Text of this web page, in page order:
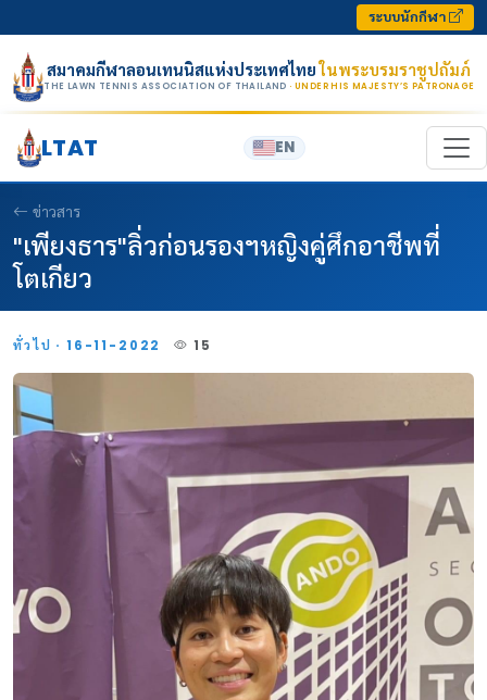
ระบบนักกีฬา
สมาคมกีฬาลอนเทนนิสแห่งประเทศไทยในพระบรมราชูปถัมภ์
THE LAWN TENNIS ASSOCIATION OF THAILAND · UNDER HIS MAJESTY’S PATRONAGE
LTAT EN
ข่าวสาร
"เพียงธาร"ลิ่วก่อนรองฯหญิงคู่ศึกอาชีพที่
โตเกียว
ทั่วไป · 16-11-2022 15